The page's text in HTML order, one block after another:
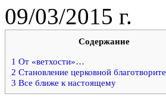
09/03/2015 г.
Содержание
1 От «ветхости»…
2 Становление церковной
3 Все ближе к настоящему